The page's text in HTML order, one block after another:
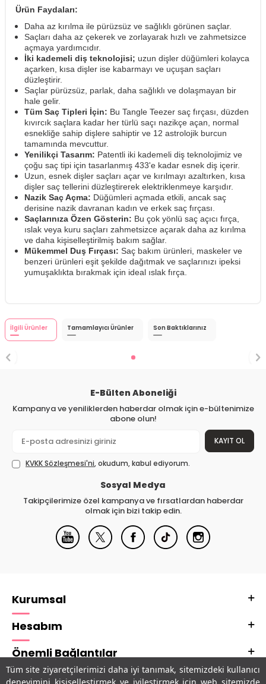
Tüm site ziyaretçilerimizi daha iyi tanımak, sitemizdeki kullanıcı
Ürün Faydaları:
Daha az kırılma ile pürüzsüz ve sağlıklı görünen saçlar.
Saçları daha az çekerek ve zorlayarak hızlı ve zahmetsizce
açmaya yardımcıdır.
İki kademeli diş teknolojisi; uzun dişler düğümleri kolayca
açarken, kısa dişler ise kabarmayı ve uçuşan saçları
düzleştirir.
Saçlar pürüzsüz, parlak, daha sağlıklı ve dolaşmayan bir
hale gelir.
Tüm Saç Tipleri İçin: Bu Tangle Teezer saç fırçası, düzden
kıvırcık saçlara kadar her türlü saçı nazikçe açan, normal
esnekliğe sahip dişlere sahiptir ve 12 astrolojik burcun
tamamında mevcuttur.
Yenilikçi Tasarım: Patentli iki kademeli diş teknolojimiz ve
çoğu saç tipi için tasarlanmış 433'e kadar esnek diş içerir.
Uzun, esnek dişler saçları açar ve kırılmayı azaltırken, kısa
dişler saç tellerini düzleştirerek elektriklenmeye karşıdır.
Nazik Saç Açma: Düğümleri açmada etkili, ancak saç
derisine nazik davranan kadın ve erkek saç fırçası.
Saçlarınıza Özen Gösterin: Bu çok yönlü saç açıcı fırça,
ıslak veya kuru saçları zahmetsizce açarak daha az kırılma
ve daha kişiselleştirilmiş bakım sağlar.
Mükemmel Duş Fırçası: Saç bakım ürünleri, maskeler ve
benzeri ürünleri eşit şekilde dağıtmak ve saçlarınızı ipeksi
yumuşaklıkta bırakmak için ideal ıslak fırça.
İlgili Ürünler Tamamlayıcı Ürünler Son Baktıklarınız
E-Bülten Aboneliği
Kampanya ve yeniliklerden haberdar olmak için e-bültenimize
abone olun!
KAYIT OL
KVKK Sözleşmesi'ni, okudum, kabul ediyorum.
Sosyal Medya
Takipçilerimize özel kampanya ve fırsatlardan haberdar
olmak için bizi takip edin.
Kurumsal
Hesabım
Önemli Bağlantılar
Adres & İletişim